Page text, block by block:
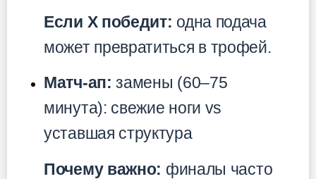
Если X победит: одна подача
может превратиться в трофей.
Матч-ап: замены (60–75
минута): свежие ноги vs
уставшая структура
Почему важно: финалы часто